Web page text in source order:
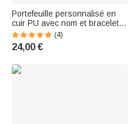
Portefeuille personnalisé en
cuir PU avec nom et bracelet
Cadeau d'anniversaire de
Noël pour femmes filles
(4)
24,00 €